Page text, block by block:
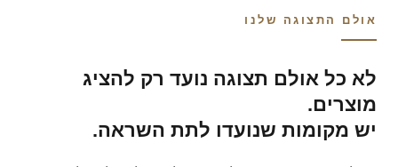
אולם התצוגה שלנו
לא כל אולם תצוגה נועד רק להציג
מוצרים.
יש מקומות שנועדו לתת השראה.